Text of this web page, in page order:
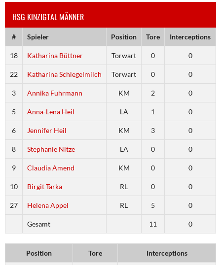
HSG KINZIGTAL MÄNNER
# Spieler Position Tore Interceptions
18 Katharina Büttner Torwart 0 0
22 Katharina Schlegelmilch Torwart 0 0
3 Annika Fuhrmann KM 2 0
5 Anna-Lena Heil LA 1 0
6 Jennifer Heil KM 3 0
8 Stephanie Nitze LA 0 0
9 Claudia Amend KM 0 0
10 Birgit Tarka RL 0 0
27 Helena Appel RL 5 0
Gesamt 11 0
Position Tore Interceptions